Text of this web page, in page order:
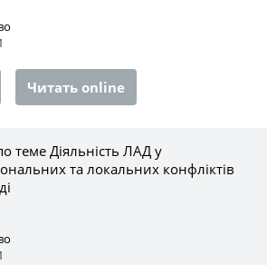
Читать online
теме Діяльність ЛАД у
та локальних конфліктів